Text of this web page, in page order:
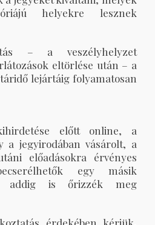
helyekre lesznek
– a veszélyhelyzet
eltörlése után – a
lejártáig folyamatosan
előtt online, a
a jegyirodában vásárolt, a
előadásokra érvényes
egy másik
addig is őrizzék meg